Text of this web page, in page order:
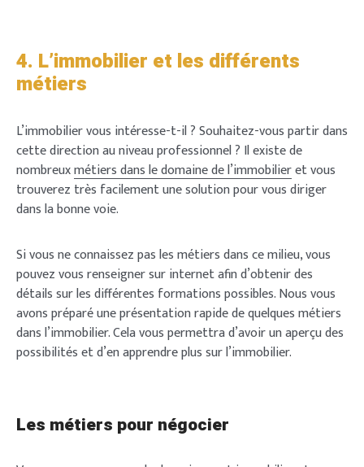
4. L’immobilier et les différents
métiers
L’immobilier vous intéresse-t-il ? Souhaitez-vous partir dans
cette direction au niveau professionnel ? Il existe de
nombreuxmétiers dans le domaine de l’immobilieret vous
trouverez très facilement une solution pour vous diriger
dans la bonne voie.
Si vous ne connaissez pas les métiers dans ce milieu, vous
pouvez vous renseigner sur internet afin d’obtenir des
détails sur les différentes formations possibles. Nous vous
avons préparé une présentation rapide de quelques métiers
dans l’immobilier. Cela vous permettra d’avoir un aperçu des
possibilités et d’en apprendre plus sur l’immobilier.
Les métiers pour négocier